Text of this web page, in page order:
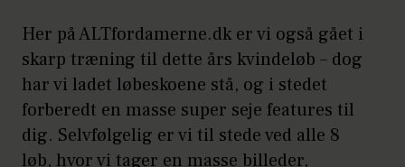
Her på ALTfordamerne.dk er vi også gået i
skarp træning til dette års kvindeløb – dog
har vi ladet løbeskoene stå, og i stedet
forberedt en masse super seje features til
dig. Selvfølgelig er vi til stede ved alle 8
løb, hvor vi tager en masse billeder,